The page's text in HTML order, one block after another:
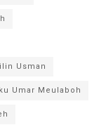
Usman
Umar Meulaboh